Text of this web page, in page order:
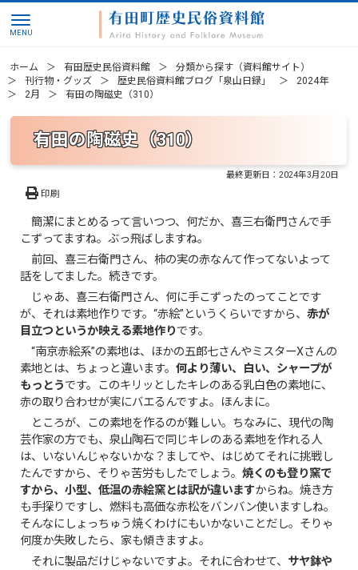
ホーム 有田歴史民俗資料館
分類から探す（資料館サイト）
刊行物・グッズ
歴史民俗資料館ブログ「泉山日録」
2024年
2月
有田の陶磁史（310）
有田の陶磁史（310）
最終更新日：2024年3月20日
印刷
簡潔にまとめるって言いつつ、何だか、喜三右衛門さんで手
こずってますね。ぶっ飛ばしますね。
前回、喜三右衛門さん、柿の実の赤なんて作ってないよって
話をしてました。続きです。
じゃあ、喜三右衛門さん、何に手こずったのってことです
が、それは素地作りです。“赤絵”というくらいですから、赤が
目立つというか映える素地作りです。
“南京赤絵系”の素地は、ほかの五郎七さんやミスターXさんの
素地とは、ちょっと違います。何より薄い、白い、シャープが
もっとうです。このキリッとしたキレのある乳白色の素地に、
赤の取り合わせが実にバエるんですよ。ほんまに。
ところが、この素地を作るのが難しい。ちなみに、現代の陶
芸作家の方でも、泉山陶石で同じキレのある素地を作れる人
は、いないんじゃないかな？ましてや、はじめてそれに挑戦し
たんですから、そりゃ苦労もしたでしょう。焼くのも登り窯で
すから、小型、低温の赤絵窯とは訳が違いますからね。焼き方
も手探りですし、燃料も高価な赤松をバンバン使いますしね。
そんなにしょっちゅう焼くわけにもいかないことだし。そりゃ
何度か失敗したら、家も傾きますよ。
それに製品だけじゃないですよ。それに合わせて、 サヤ鉢や